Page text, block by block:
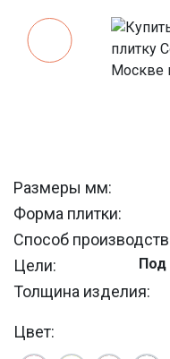
Размеры мм:
Форма плитки:
Способ
Цели: Под
Толщина изделия:
На паллете м/кв:
Цвет: